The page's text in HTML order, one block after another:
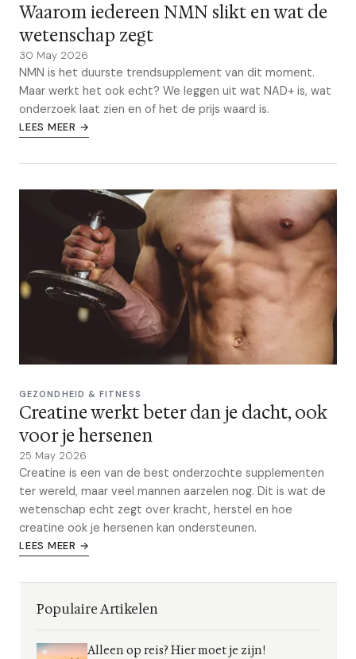
Waarom iedereen NMN slikt en wat de
wetenschap zegt
30 May 2026
NMN is het duurste trendsupplement van dit moment.
Maar werkt het ook echt? We leggen uit wat NAD+ is, wat
onderzoek laat zien en of het de prijs waard is.
LEES MEER →
GEZONDHEID & FITNESS
Creatine werkt beter dan je dacht, ook
voor je hersenen
25 May 2026
Creatine is een van de best onderzochte supplementen
ter wereld, maar veel mannen aarzelen nog. Dit is wat de
wetenschap echt zegt over kracht, herstel en hoe
creatine ook je hersenen kan ondersteunen.
LEES MEER →
Populaire Artikelen
Alleen op reis? Hier moet je zijn!